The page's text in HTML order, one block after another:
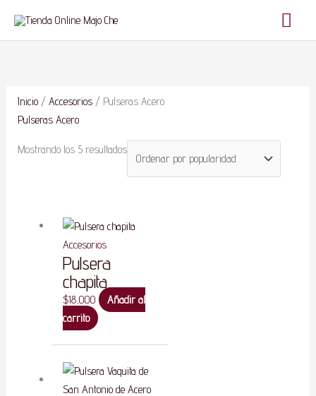
contenido
Inicio/ Accesorios/ Pulseras Acero
Pulseras Acero
Mostrando los 5 resultados
Accesorios
Pulsera
chapita
$18,000
Añadir al
carrito